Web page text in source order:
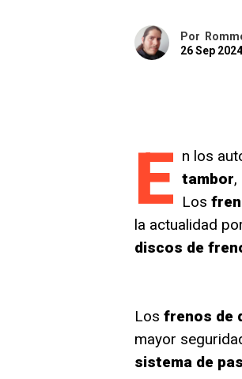
Por
26 Sep
E n los
tambor,
Los
la actualidad
discos de
Los frenos de
mayor
sistema de